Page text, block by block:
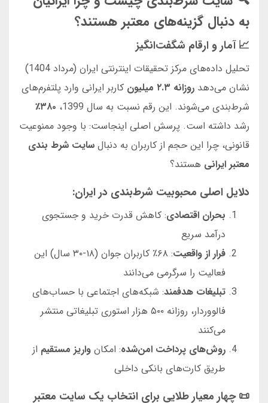
به دنبال گزینه‌های معتبر هستند؟
📈 آمار و ارقام شگفت‌انگیز
تحلیل داده‌های مرکز تحقیقات اینترنتی ایران (مرداد 1404)
نشان می‌دهد روزانه ۲.۳ میلیون
کاربر ایرانی وارد پلتفرم‌های
شرط‌بندی می‌شوند. این رقم نسبت به سال 1399،
۳۸۰٪
رشد داشته است. پرسش اصلی اینجاست: با وجود ممنوعیت
قانونی، چرا این حجم از کاربران به دنبال سایت شرط بندی
معتبر ایرانی هستند؟
دلایل اصلی محبوبیت شرط‌بندی در ایران:
بحران اقتصادی: کاهش قدرت خرید و جستجوی
درآمد سریع
فرار از واقعیت
: ۶۸٪ کاربران جوان (۱۸-۳۰ سال) این
فعالیت را سرگرمی می‌دانند
تبلیغات هدفمند: شبکه‌های اجتماعی با حساب‌های
فالووردار، روزانه ۵۰۰ هزار استوری تبلیغاتی منتشر
می‌کنند
روش‌های پرداخت امن‌شده: امکان واریز مستقیم از
طریق کارت‌های بانکی داخلی
📜 چهار معیار طلایی برای انتخاب یک سایت معتبر